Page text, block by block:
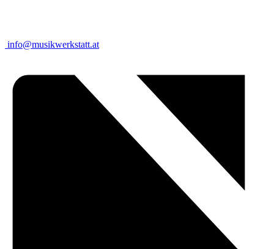
info@musikwerkstatt.at